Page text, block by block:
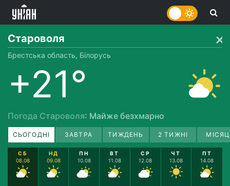
Староволя
Брестська область, Білорусь
+21°
Погода Староволя: Майже безхмарно
СЬОГОДНІ ЗАВТРА ТИЖДЕНЬ 2 ТИЖНІ
СБ
08.08
НД
09.08
ПН
10.08
ВТ
11.08
СР
12.08
ЧТ
13.08
ПТ
14.08